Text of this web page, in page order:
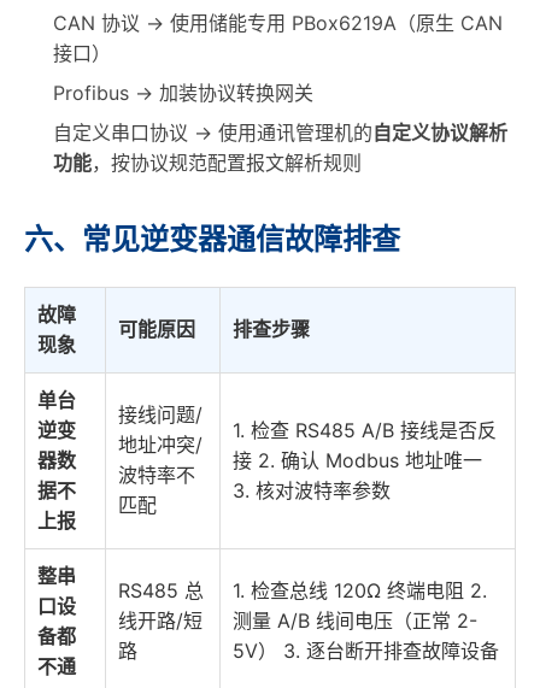
CAN 协议 → 使用储能专用 PBox6219A（原生 CAN
接口）
Profibus → 加装协议转换网关
自定义串口协议 → 使用通讯管理机的自定义协议解析
功能，按协议规范配置报文解析规则
六、常见逆变器通信故障排查
故障
现象
可能原因 排查步骤
单台
逆变
器数
据不
上报
接线问题/
地址冲突/
波特率不
匹配
1. 检查 RS485 A/B 接线是否反
接 2. 确认 Modbus 地址唯一
3. 核对波特率参数
整串
口设
备都
不通
RS485 总
线开路/短
路
1. 检查总线 120Ω 终端电阻 2.
测量 A/B 线间电压（正常 2-
5V） 3. 逐台断开排查故障设备